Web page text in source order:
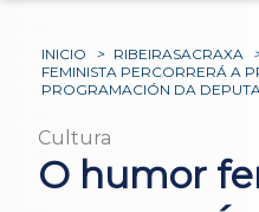
INICIO > RIBEIRASACRAXA
FEMINISTA PERCORRERÁ A
PROGRAMACIÓN DA
Cultura
O humor